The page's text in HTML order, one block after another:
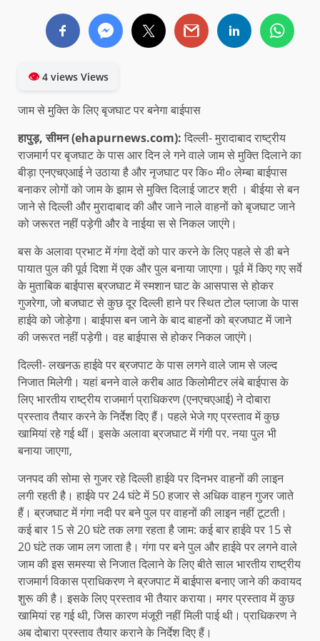
👁4 views Views
जाम से मुक्ति के लिए बृजघाट पर बनेगा बाईपास
हापुड़, सीमन (ehapurnews.com): दिल्ली- मुरादाबाद राष्ट्रीय
राज‌मार्ग पर बृजघाट के पास आर दिन ले गने वाले जाम से मुक्ति दिलाने का
बीड़ा एनएचएआई ने उठाया है और नृजघाट पर कि० मी० लेम्बा बाईपास
बनाकर लोगों को जाम के झाम से मुक्ति दिलाई जाटर श्री । बीईया से बन
जाने से दिल्ली और मुरादाबाद की और जाने नाले वाहनों को बृजघाट जाने
को जरूरत नहीं पड़ेगी और वे नाईया स से निकल जाएंगे।
बस के अलावा प्रभाट में गंगा देदों को पार करने के लिए पहले से डी बने
पायात पुल की पूर्व दिशा में एक और पुल बनाया जाएगा। पूर्व में किए गए सर्वे
के मुताबिक बाईपास ब्रजघाट में स्मशान घाट के आसपास से होकर
गुजरेगा, जो बजघाट से कुछ दूर दिल्ली हाने पर स्थित टोल प्लाजा के पास
हाईवे को जोड़ेगा। बाईपास बन जाने के बाद बाहनों को ब्रजघाट में जाने
की जरूरत नहीं पड़ेगी। वह बाईपास से होकर निकल जाएंगे।
दिल्ली- लखनऊ हाईवे पर ब्रजपाट के पास लगने वाले जाम से जल्द
निजात मिलेगी। यहां बनने वाले करीब आठ किलोमीटर लंबे बाईपास के
लिए भारतीय राष्ट्रीय राजमार्ग प्राधिकरण (एनएचएआई) ने दोबारा
प्रस्ताव तैयार करने के निर्देश दिए हैं। पहले भेजे गए प्रस्ताव में कुछ
खामियां रहे गई थीं। इसके अलावा ब्रजघाट में गंगी पर. नया पुल भी
बनाया जाएगा,
जनपद की सोमा से गुजर रहे दिल्ली हाईवे पर दिनभर वाहनों की लाइन
लगी रहती है। हाईवे पर 24 घंटे में 50 हजार से अधिक वाहन गुजर जाते
हैं। ब्रजघाट में गंगा नदी पर बने पुल पर वाहनों की लाइन नहीं टूटती।
कई बार 15 से 20 घंटे तक लगा रहता है जाम: कई बार हाईवे पर 15 से
20 घंटे तक जाम लग जाता है। गंगा पर बने पुल और हाईवे पर लगने वाले
जाम की इस समस्या से निजात दिलाने के लिए बीते साल भारतीय राष्ट्रीय
राजमार्ग विकास प्राधिकरण ने ब्रजपाट में बाईपास बनाए जाने की कवायद
शुरू की है। इसके लिए प्रस्ताव भी तैयार कराया। मगर प्रस्ताव में कुछ
खामियां रह गई थी, जिस कारण मंजूरी नहीं मिली पाई थी। प्राधिकरण ने
अब दोबारा प्रस्ताव तैयार कराने के निर्देश दिए हैं।